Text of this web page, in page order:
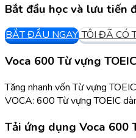
Bắt đầu học và lưu tiến
BẮT ĐẦU NGAY TÔI ĐÃ CÓ
Voca 600 Từ vựng TOEIC
Tăng nhanh vốn Từ vựng
VOCA: 600 Từ vựng TOEIC
Tải ứng dụng Voca 600